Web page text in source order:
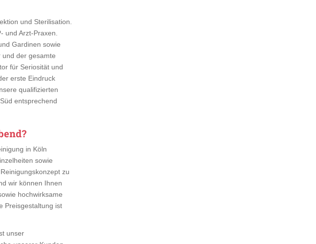
und Sterilisation.
und Arzt-Praxen.
Gardinen sowie
und der gesamte
für Seriosität und
erste Eindruck
qualifizierten
entsprechend
in Köln
sowie
zu
wir können Ihnen
hochwirksame
Preisgestaltung ist
unser